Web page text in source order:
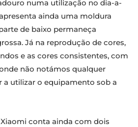
numa utilização no dia-a-
ainda uma moldura
de baixo permaneça
Já na reprodução de cores,
e as cores consistentes, com
não notámos qualquer
utilizar o equipamento sob a
conta ainda com dois